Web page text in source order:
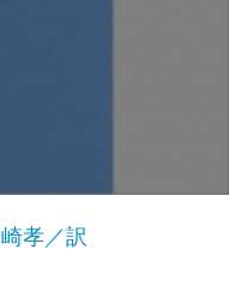
孝／訳